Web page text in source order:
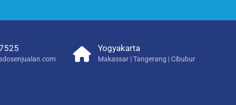
Yogyakarta
Makassar | Tangerang | Cibubur